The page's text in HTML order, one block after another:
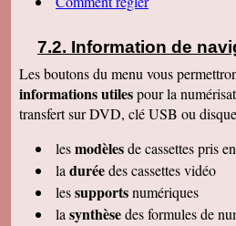
Information de
Les boutons du menu vous
informations utilespour la
transfert sur DVD, clé USB ou
lesmodèlesde cassettes pris
la duréedes cassettes vidéo
lessupportsnumériques
la synthèsedes formules de